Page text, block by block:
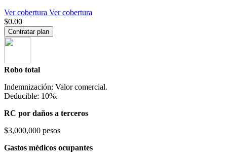
Ver cobertura Ver cobertura
$0.00
Contratar plan
Robo total
Indemnización: Valor comercial.
Deducible: 10%.
RC por daños a terceros
$3,000,000 pesos
Gastos médicos ocupantes